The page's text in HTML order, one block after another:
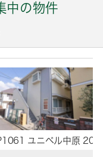
中の物件
ユニベル中原 201